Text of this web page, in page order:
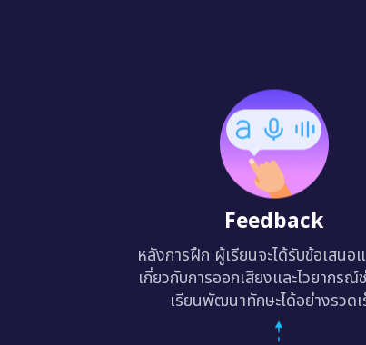
Feedback
หลังการฝึก ผู้เรียนจะได้รับข้อเสนอ
เกี่ยวกับการออกเสียงและไวยากรณ์
เรียนพัฒนาทักษะได้อย่างรวดเ